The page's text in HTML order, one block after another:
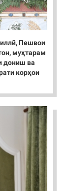
Пешвои
муҳтарам
дониш ва
корҳои